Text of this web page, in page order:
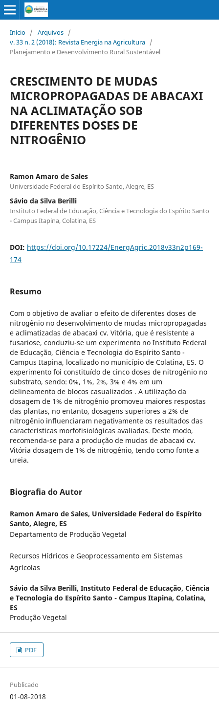
Início / Arquivos /
v. 33 n. 2 (2018): Revista Energia na Agricultura /
Planejamento e Desenvolvimento Rural Sustentável
CRESCIMENTO DE MUDAS
MICROPROPAGADAS DE ABACAXI
NA ACLIMATAÇÃO SOB
DIFERENTES DOSES DE
NITROGÊNIO
Ramon Amaro de Sales
Universidade Federal do Espírito Santo, Alegre, ES
Sávio da Silva Berilli
Instituto Federal de Educação, Ciência e Tecnologia do Espírito Santo
- Campus Itapina, Colatina, ES
DOI: https://doi.org/10.17224/EnergAgric.2018v33n2p169-
174
Resumo
Com o objetivo de avaliar o efeito de diferentes doses de
nitrogênio no desenvolvimento de mudas micropropagadas
e aclimatizadas de abacaxi cv. Vitória, que é resistente a
fusariose, conduziu-se um experimento no Instituto Federal
de Educação, Ciência e Tecnologia do Espírito Santo -
Campus Itapina, localizado no município de Colatina, ES. O
experimento foi constituído de cinco doses de nitrogênio no
substrato, sendo: 0%, 1%, 2%, 3% e 4% em um
delineamento de blocos casualizados . A utilização da
dosagem de 1% de nitrogênio promoveu maiores respostas
das plantas, no entanto, dosagens superiores a 2% de
nitrogênio influenciaram negativamente os resultados das
características morfofisiológicas avaliadas. Deste modo,
recomenda-se para a produção de mudas de abacaxi cv.
Vitória dosagem de 1% de nitrogênio, tendo como fonte a
ureia.
Biografia do Autor
Ramon Amaro de Sales, Universidade Federal do Espírito
Santo, Alegre, ES
Departamento de Produção Vegetal
Recursos Hídricos e Geoprocessamento em Sistemas
Agrícolas
Sávio da Silva Berilli, Instituto Federal de Educação, Ciência
e Tecnologia do Espírito Santo - Campus Itapina, Colatina,
ES
Produção Vegetal
PDF
Publicado
01-08-2018